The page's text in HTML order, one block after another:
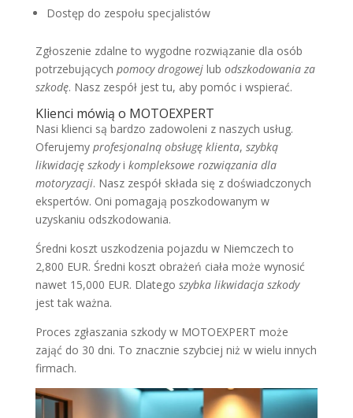
Dostęp do zespołu specjalistów
Zgłoszenie zdalne to wygodne rozwiązanie dla osób
potrzebujących pomocy drogowejlub odszkodowania za
szkodę. Nasz zespół jest tu, aby pomóc i wspierać.
Klienci mówią o MOTOEXPERT
Nasi klienci są bardzo zadowoleni z naszych usług.
Oferujemy profesjonalną obsługę klienta, szybką
likwidację szkodyi kompleksowe rozwiązania dla
motoryzacji. Nasz zespół składa się z doświadczonych
ekspertów. Oni pomagają poszkodowanym w
uzyskaniu odszkodowania.
Średni koszt uszkodzenia pojazdu w Niemczech to
2,800 EUR. Średni koszt obrażeń ciała może wynosić
nawet 15,000 EUR. Dlatego szybka likwidacja szkody
jest tak ważna.
Proces zgłaszania szkody w MOTOEXPERT może
zająć do 30 dni. To znacznie szybciej niż w wielu innych
firmach.